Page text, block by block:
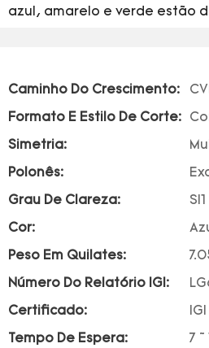
azul, amarelo e verde estão
Caminho Do Crescimento:
Formato E Estilo De Corte:
Simetria:
Polonês:
Grau De Clareza: SI1
Cor:
Peso Em Quilates:
Número Do Relatório IGI:
Certificado: IGI
Tempo De Espera: 7